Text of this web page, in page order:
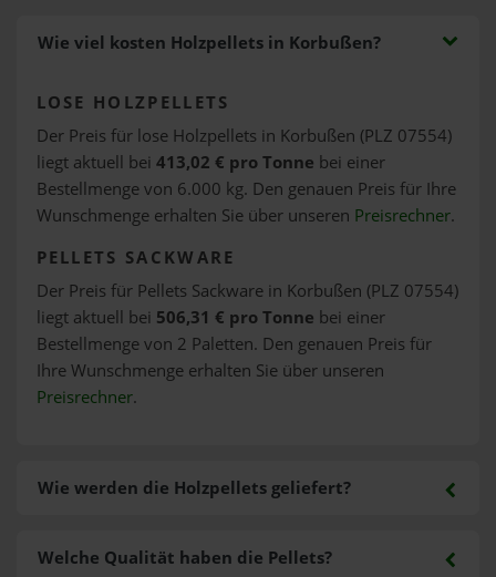
Wie viel kosten Holzpellets in Korbußen?
LOSE HOLZPELLETS
Der Preis für lose Holzpellets in Korbußen (PLZ 07554)
liegt aktuell bei 413,02 € pro Tonne bei einer
Bestellmenge von 6.000 kg. Den genauen Preis für Ihre
Wunschmenge erhalten Sie über unseren Preisrechner.
PELLETS SACKWARE
Der Preis für Pellets Sackware in Korbußen (PLZ 07554)
liegt aktuell bei 506,31 € pro Tonne bei einer
Bestellmenge von 2 Paletten. Den genauen Preis für
Ihre Wunschmenge erhalten Sie über unseren
Preisrechner.
Wie werden die Holzpellets geliefert?
Welche Qualität haben die Pellets?